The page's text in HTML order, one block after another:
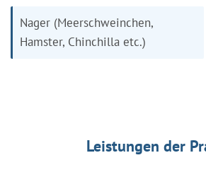
Nager (Meerschweinchen,
Hamster, Chinchilla etc.)
Leistungen der